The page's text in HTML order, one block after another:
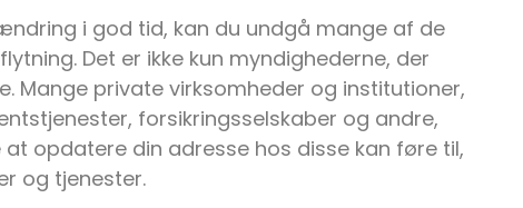
i god tid, kan du undgå mange af de
Det er ikke kun myndighederne, der
Mange private virksomheder og institutioner,
forsikringsselskaber og andre,
opdatere din adresse hos disse kan føre til,
og tjenester.